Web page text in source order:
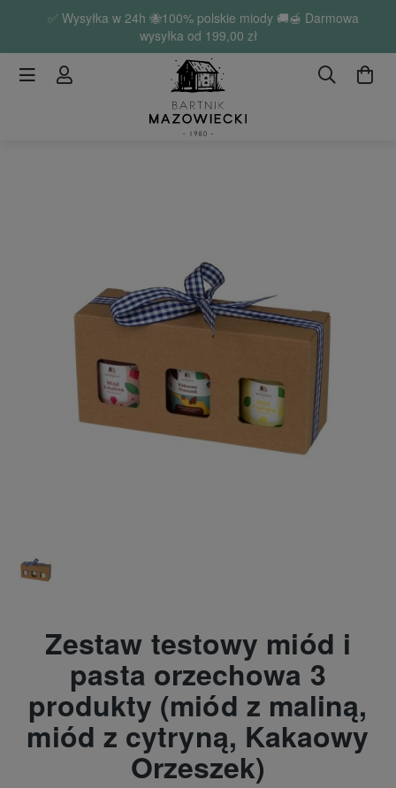
✅ Wysyłka w 24h 🐝100% polskie miody 🚚🍯 Darmowa
wysyłka od 199,00 zł
Zestaw testowy miód i
pasta orzechowa 3
produkty (miód z maliną,
miód z cytryną, Kakaowy
Orzeszek)